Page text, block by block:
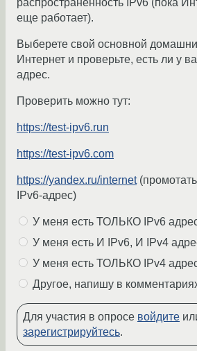
распространенность IPv6 (пока
еще работает).
Выберете свой основной
Интернет и проверьте, есть ли у
адрес.
Проверить можно тут:
https://test-ipv6.run
https://test-ipv6.com
https://yandex.ru/internet
IPv6-адрес)
У меня есть ТОЛЬКО IPv6
У меня есть И IPv6, И IPv4
У меня есть ТОЛЬКО IPv4
Другое, напишу в
Для участия в опросе войдите
зарегистрируйтесь.